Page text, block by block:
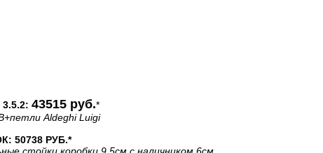
43515 руб.*
+петли Aldeghi Luigi
50738 РУБ.*